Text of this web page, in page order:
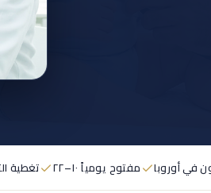
في أوروبا مفتوح يومياً ١٠–٢٢ تغطية